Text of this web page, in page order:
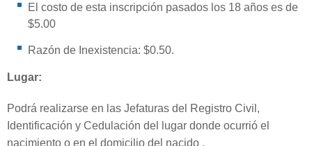
El costo de esta inscripción pasados los 18 años es de
$5.00
Razón de Inexistencia: $0.50.
Lugar:
Podrá realizarse en las Jefaturas del Registro Civil,
Identificación y Cedulación del lugar donde ocurrió el
nacimiento o en el domicilio del nacido .